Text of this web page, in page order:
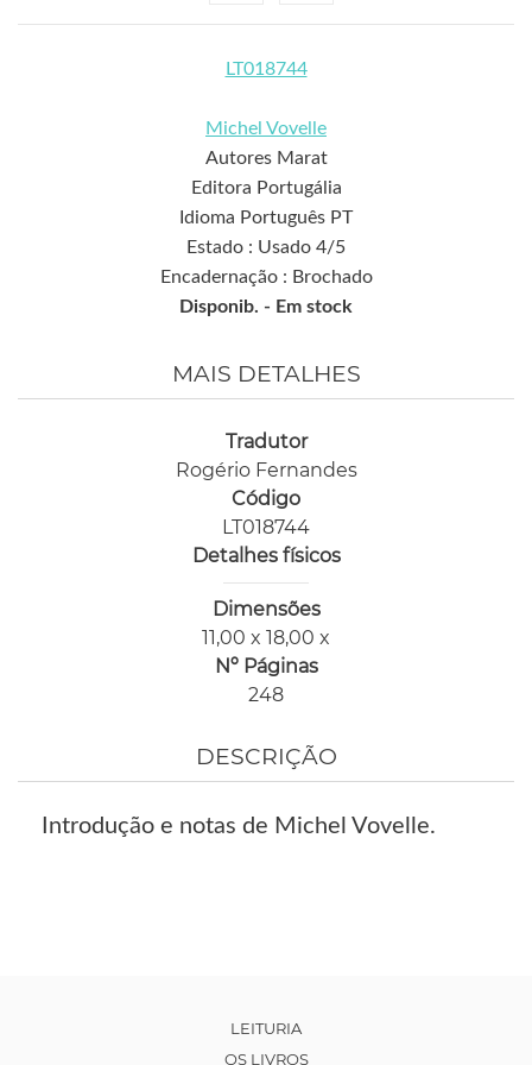
LT018744
Michel Vovelle
Autores Marat
Editora Portugália
Idioma Português PT
Estado : Usado 4/5
Encadernação : Brochado
Disponib. - Em stock
MAIS DETALHES
Tradutor
Rogério Fernandes
Código
LT018744
Detalhes físicos
Dimensões
11,00 x 18,00 x
Nº Páginas
248
DESCRIÇÃO
Introdução e notas de Michel Vovelle.
LEITURIA
OS LIVROS